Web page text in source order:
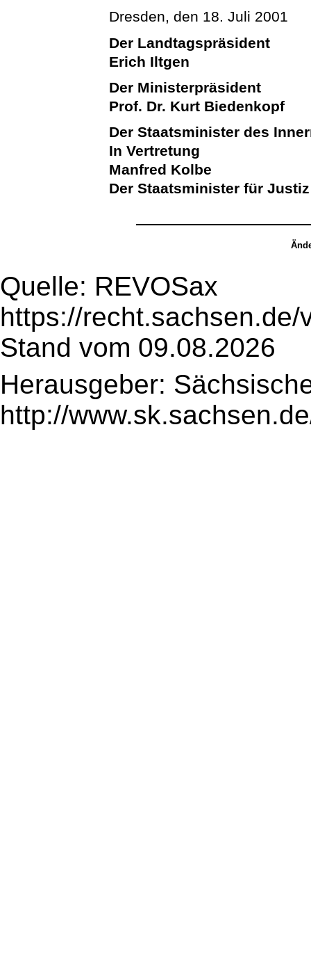
Dresden, den 18. Juli 2001
Der Landtagspräsident
Erich Iltgen
Der Ministerpräsident
Prof. Dr. Kurt Biedenkopf
Der Staatsminister des
In Vertretung
Manfred Kolbe
Der Staatsminister für Justiz
Quelle: REVOSax
https://
Stand vom 09.08.2026
Herausgeber:
http://